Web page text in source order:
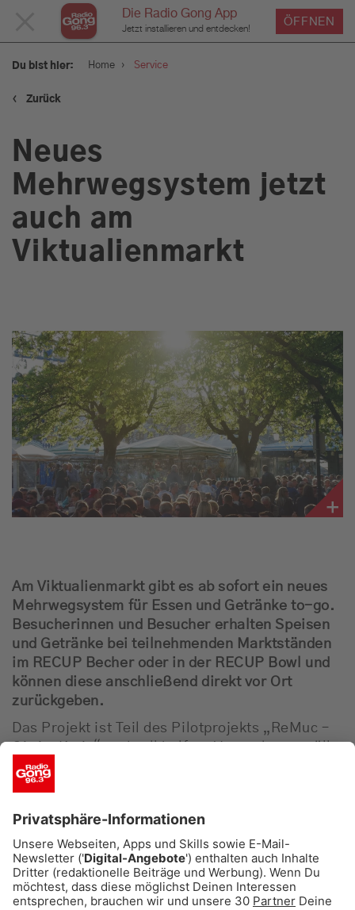
Die Radio Gong App
Jetzt installieren und entdecken!
ÖFFNEN
SCHLIESSEN
Verkehr und Blitzer
Wetter
Was geht am Wochenende:
Jobbörse
News
Schnee-Service
Programm
Musik
Du bist hier: Home › Service
‹ Zurück
Neues
Mehrwegsystem jetzt
auch am
Viktualienmarkt
Am Viktualienmarkt gibt es ab sofort ein neues
Mehrwegsystem für Essen und Getränke to-go.
Besucherinnen und Besucher erhalten Speisen
und Getränke bei teilnehmenden Marktständen
im RECUP Becher oder in der RECUP Bowl und
können diese anschließend direkt vor Ort
zurückgeben.
Das Projekt ist Teil des Pilotprojekts „ReMuc –
im Alltag zu reduzieren.
So funktioniert das
Mehrwegsystem
Die Ausgabe erfolgt nach dem bekannten
Pfandsystem: